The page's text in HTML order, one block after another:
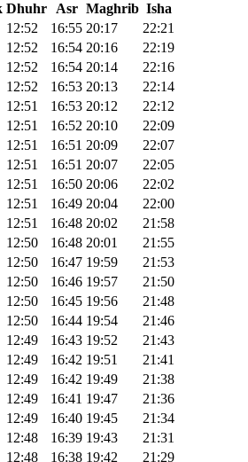
Dhuhr Asr Maghrib Isha
12:52 16:55 20:17
22:21
12:52 16:54 20:16
22:19
12:52 16:54 20:14
22:16
12:52 16:53 20:13
22:14
12:51 16:53 20:12
22:12
12:51 16:52 20:10
22:09
12:51 16:51 20:09
22:07
12:51 16:51 20:07
22:05
12:51 16:50 20:06
22:02
12:51 16:49 20:04
22:00
12:51 16:48 20:02
21:58
12:50 16:48 20:01
21:55
12:50 16:47 19:59
21:53
12:50 16:46 19:57
21:50
12:50 16:45 19:56
21:48
12:50 16:44 19:54
21:46
12:49 16:43 19:52
21:43
12:49 16:42 19:51
21:41
12:49 16:42 19:49
21:38
12:49 16:41 19:47
21:36
12:49 16:40 19:45
21:34
12:48 16:39 19:43
21:31
12:48 16:38 19:42
21:29